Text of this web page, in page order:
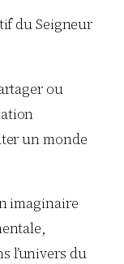
du Seigneur
ou
un monde
imaginaire
l’univers du